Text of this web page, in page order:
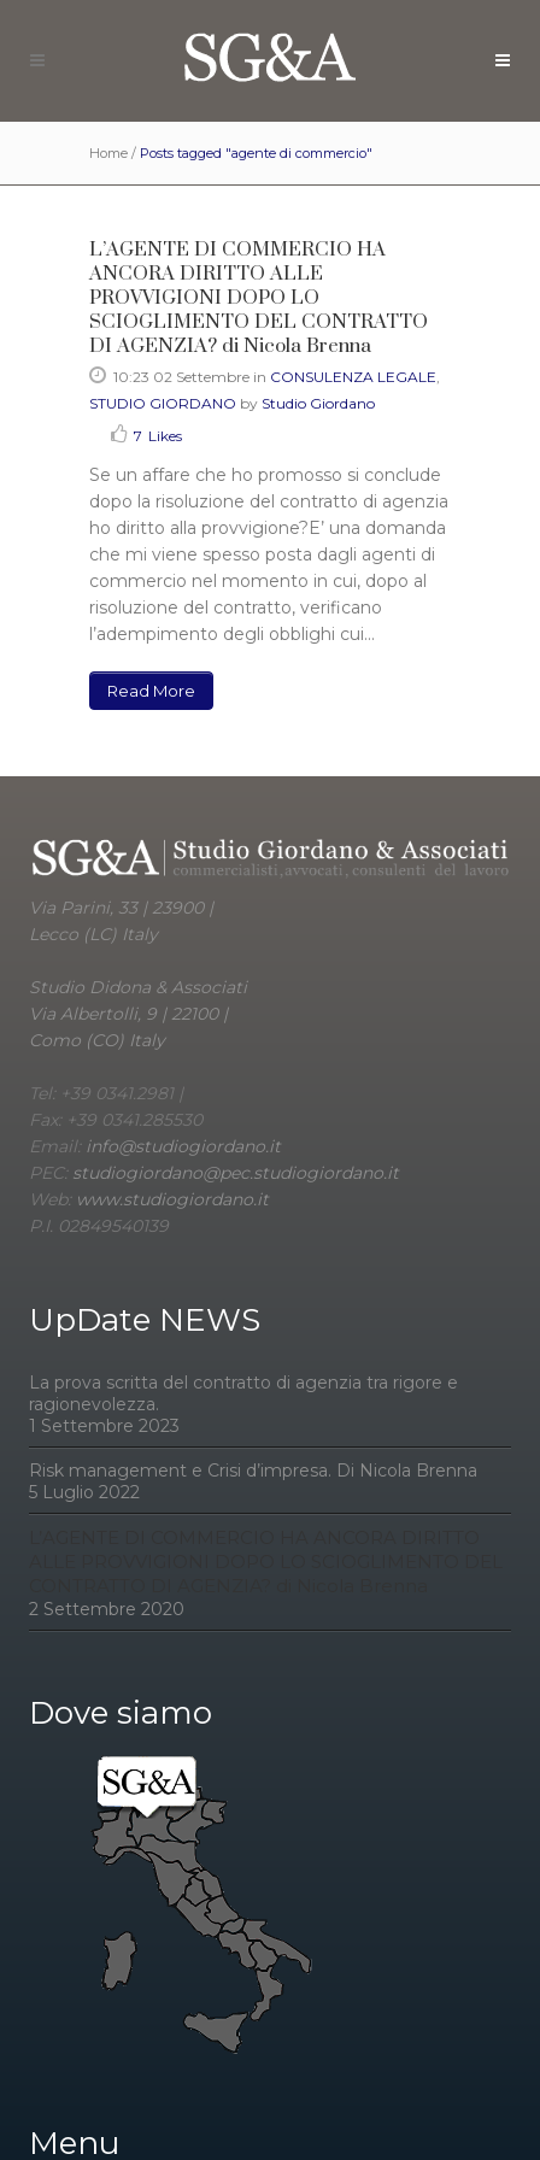
Home / Posts tagged "agente di commercio"
L’AGENTE DI COMMERCIO HA
ANCORA DIRITTO ALLE
PROVVIGIONI DOPO LO
SCIOGLIMENTO DEL CONTRATTO
DI AGENZIA? di Nicola Brenna
10:23 02 Settembre in CONSULENZA LEGALE,
STUDIO GIORDANO by Studio Giordano
7 Likes
Se un affare che ho promosso si conclude
dopo la risoluzione del contratto di agenzia
ho diritto alla provvigione?E’ una domanda
che mi viene spesso posta dagli agenti di
commercio nel momento in cui, dopo al
risoluzione del contratto, verificano
l’adempimento degli obblighi cui...
Read More
Via Parini, 33 | 23900 |
Lecco (LC) Italy
Studio Didona & Associati
Via Albertolli, 9 | 22100 |
Como (CO) Italy
Tel: +39 0341.2981 |
Fax: +39 0341.285530
Email: info@studiogiordano.it
PEC: studiogiordano@pec.studiogiordano.it
Web: www.studiogiordano.it
P.I. 02849540139
UpDate NEWS
La prova scritta del contratto di agenzia tra rigore e
ragionevolezza.
1 Settembre 2023
Risk management e Crisi d’impresa. Di Nicola Brenna
5 Luglio 2022
2 Settembre 2020
Dove siamo
Menu